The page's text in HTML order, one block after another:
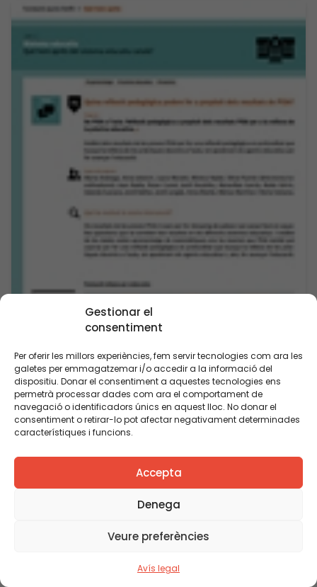
Gestionar el
consentiment
Per oferir les millors experiències, fem servir tecnologies com ara les
galetes per emmagatzemar i/o accedir a la informació del
dispositiu. Donar el consentiment a aquestes tecnologies ens
permetrà processar dades com ara el comportament de
navegació o identificadors únics en aquest lloc. No donar el
consentiment o retirar-lo pot afectar negativament determinades
característiques i funcions.
Accepta
Denega
Veure preferències
Avís legal
Publicació
Quina reflexió pedagògica podem fer a
propòsit dels resultats de PISA?